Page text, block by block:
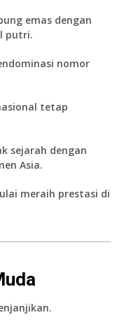
emas dengan
putri.
nomor
tetap
sejarah dengan
Asia.
meraih prestasi di